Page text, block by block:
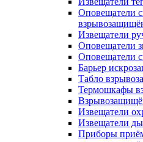
Оповещатели
Извещатели
Оповещатели
Оповещатели
Барьер
Табло
Термошкафы
Извещатели
Извещатели
Приборы